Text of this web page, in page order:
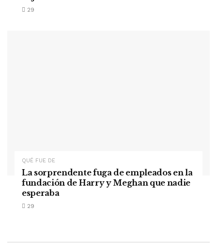
29
QUÉ FUE DE
La sorprendente fuga de empleados en la
fundación de Harry y Meghan que nadie
esperaba
29